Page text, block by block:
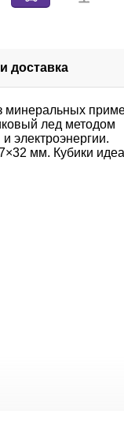
доставка
минеральных
лед методом
электроэнергии.
мм. Кубики